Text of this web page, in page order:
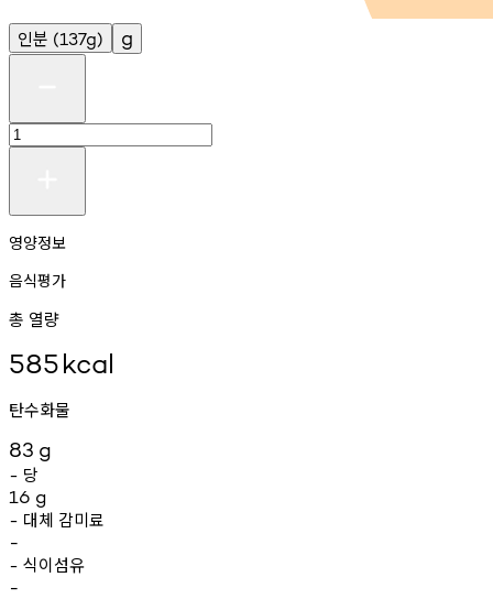
인분 (137g) g
영양정보
음식평가
총 열량
585kcal
탄수화물
83 g
- 당
16 g
- 대체 감미료
-
- 식이섬유
-